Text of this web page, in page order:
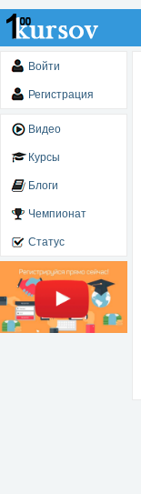
Войти
Регистрация
Видео
Курсы
Блоги
Чемпионат
Статус